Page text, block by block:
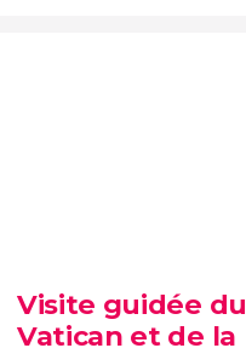
Visite guidée du
Vatican et de la